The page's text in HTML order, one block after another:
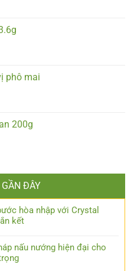
phô mai
200g
ĐÂY
hòa nhập với Crystal
kết
nấu nướng hiện đại cho